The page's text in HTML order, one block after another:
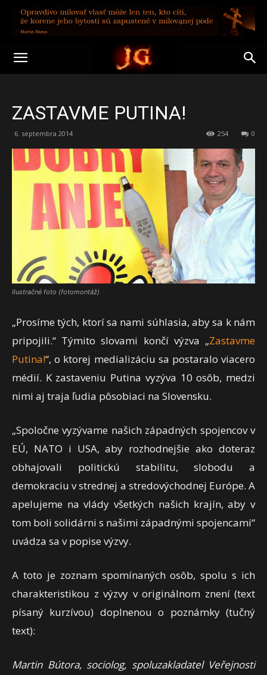
ZASTAVME PUTINA!
6. septembra 2014 0
254
Ilustračné foto (fotomontáž)
„Prosíme tých, ktorí sa nami súhlasia, aby sa k nám
pripojili.“ Týmito slovami končí výzva „Zastavme
Putina!“, o ktorej medializáciu sa postaralo viacero
médií. K zastaveniu Putina vyzýva 10 osôb, medzi
nimi aj traja ľudia pôsobiaci na Slovensku.
„Spoločne vyzývame našich západných spojencov v
EÚ, NATO i USA, aby rozhodnejšie ako doteraz
obhajovali politickú stabilitu, slobodu a
demokraciu v strednej a stredovýchodnej Európe. A
apelujeme na vlády všetkých našich krajín, aby v
tom boli solidárni s našimi západnými spojencami“
uvádza sa v popise výzvy.
A toto je zoznam spomínaných osôb, spolu s ich
charakteristikou z výzvy v originálnom znení (text
písaný kurzívou) doplnenou o poznámky (tučný
text):
Martin Bútora, sociolog, spoluzakladatel Veřejnosti